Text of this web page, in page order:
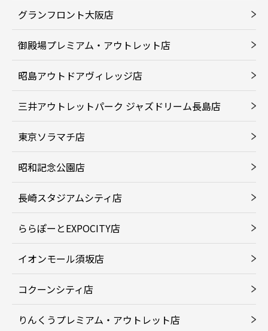
グランフロント大阪店
御殿場プレミアム・アウトレット店
昭島アウトドアヴィレッジ店
三井アウトレットパーク ジャズドリーム長島店
東京ソラマチ店
昭和記念公園店
長崎スタジアムシティ店
ららぽーとEXPOCITY店
イオンモール須坂店
コクーンシティ店
りんくうプレミアム・アウトレット店